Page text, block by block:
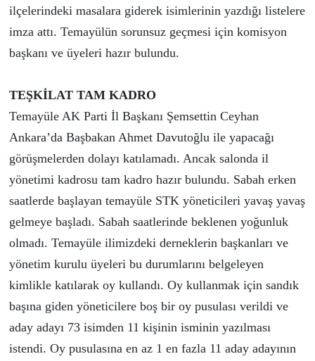
ilçelerindeki masalara giderek isimlerinin yazdığı listelere
imza attı. Temayülün sorunsuz geçmesi için komisyon
başkanı ve üyeleri hazır bulundu.
TEŞKİLAT TAM KADRO
Temayüle AK Parti İl Başkanı Şemsettin Ceyhan
Ankara’da Başbakan Ahmet Davutoğlu ile yapacağı
görüşmelerden dolayı katılamadı. Ancak salonda il
yönetimi kadrosu tam kadro hazır bulundu. Sabah erken
saatlerde başlayan temayüle STK yöneticileri yavaş yavaş
gelmeye başladı. Sabah saatlerinde beklenen yoğunluk
olmadı. Temayüle ilimizdeki derneklerin başkanları ve
yönetim kurulu üyeleri bu durumlarını belgeleyen
kimlikle katılarak oy kullandı. Oy kullanmak için sandık
başına giden yöneticilere boş bir oy pusulası verildi ve
aday adayı 73 isimden 11 kişinin isminin yazılması
istendi. Oy pusulasına en az 1 en fazla 11 aday adayının